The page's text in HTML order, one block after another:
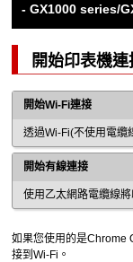
- GX1000 series/
開始印表機連
開始Wi-Fi連接
透過Wi-Fi(不使用電纜
開始有線連接
使用乙太網路電纜線將
如果您使用的是Chrome
接到Wi-Fi 。